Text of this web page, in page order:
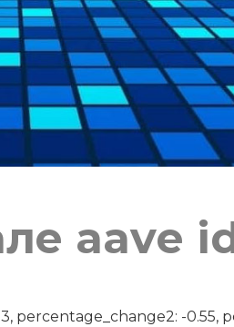
aave
-0.55,